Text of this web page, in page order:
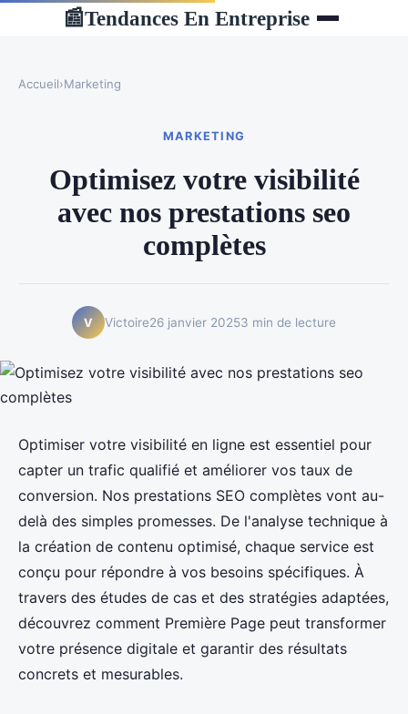
📰Tendances En Entreprise
Accueil›Marketing
MARKETING
Optimisez votre visibilité
avec nos prestations seo
complètes
V Victoire26 janvier 20253 min de lecture
Optimiser votre visibilité en ligne est essentiel pour
capter un trafic qualifié et améliorer vos taux de
conversion. Nos prestations SEO complètes vont au-
delà des simples promesses. De l'analyse technique à
la création de contenu optimisé, chaque service est
conçu pour répondre à vos besoins spécifiques. À
travers des études de cas et des stratégies adaptées,
découvrez comment Première Page peut transformer
votre présence digitale et garantir des résultats
concrets et mesurables.